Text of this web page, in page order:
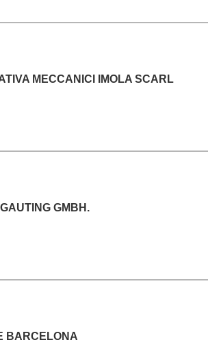
MECCANICI IMOLA SCARL
GMBH.
BARCELONA